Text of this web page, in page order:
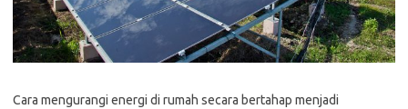
Cara mengurangi energi di rumah secara bertahap menjadi